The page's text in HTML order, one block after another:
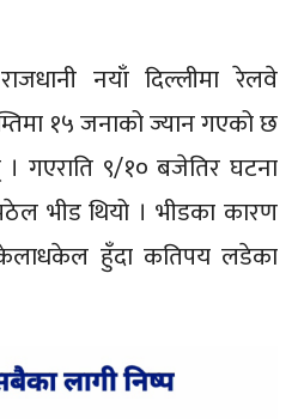
नयाँ दिल्लीमा रेलवे
१५ जनाको ज्यान गएको छ
गएराति ९/१० बजेतिर घटना
भीड थियो । भीडका कारण
हुँदा कतिपय लडेका